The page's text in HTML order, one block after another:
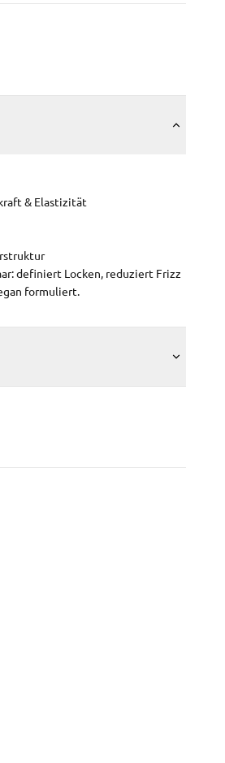
& Elastizität
definiert Locken, reduziert Frizz
formuliert.